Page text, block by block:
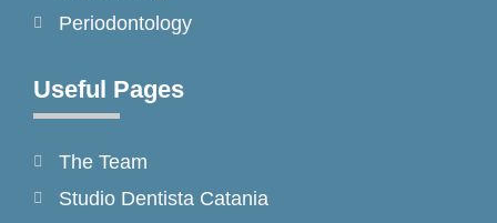
Periodontology
Useful Pages
The Team
Studio Dentista Catania